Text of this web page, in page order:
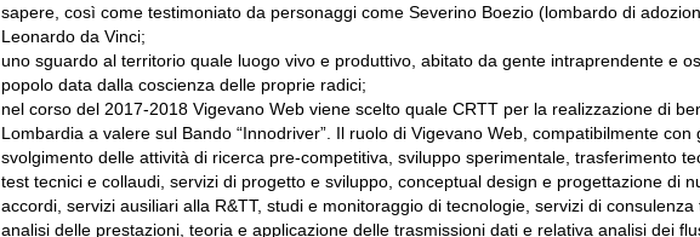
sapere, così come testimoniato da personaggi come Severino Boezio (lombardo di
Leonardo da Vinci;
uno sguardo al territorio quale luogo vivo e produttivo, abitato da gente intraprendente e
popolo data dalla coscienza delle proprie radici;
nel corso del 2017-2018 Vigevano Web viene scelto quale CRTT per la realizzazione di
Lombardia a valere sul Bando “Innodriver”. Il ruolo di Vigevano Web, compatibilmente
svolgimento delle attività di ricerca pre-competitiva, sviluppo sperimentale, trasferimento
test tecnici e collaudi, servizi di progetto e sviluppo, conceptual design e progettazione di
accordi, servizi ausiliari alla R&TT, studi e monitoraggio di tecnologie, servizi di
analisi delle prestazioni, teoria e applicazione delle trasmissioni dati e relativa analisi dei